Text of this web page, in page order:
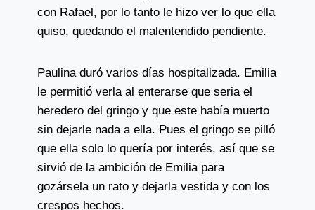
con Rafael, por lo tanto le hizo ver lo que ella
quiso, quedando el malentendido pendiente.
Paulina duró varios días hospitalizada. Emilia
le permitió verla al enterarse que seria el
heredero del gringo y que este había muerto
sin dejarle nada a ella. Pues el gringo se pilló
que ella solo lo quería por interés, así que se
sirvió de la ambición de Emilia para
gozársela un rato y dejarla vestida y con los
crespos hechos.